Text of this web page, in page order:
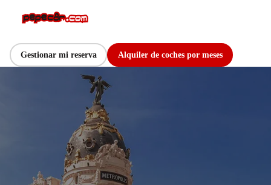
Gestionar mi reserva Alquiler de coches por meses